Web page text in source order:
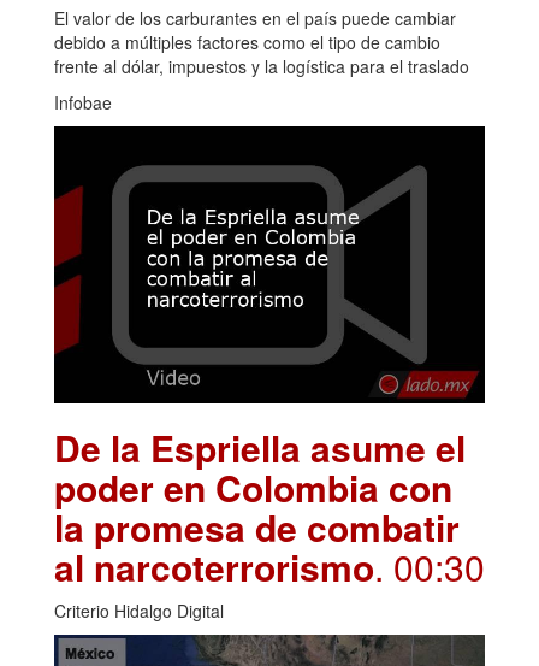
El valor de los carburantes en el país puede cambiar
debido a múltiples factores como el tipo de cambio
frente al dólar, impuestos y la logística para el traslado
Infobae
De la Espriella asume el
poder en Colombia con
la promesa de combatir
al narcoterrorismo. 00:30
Criterio Hidalgo Digital